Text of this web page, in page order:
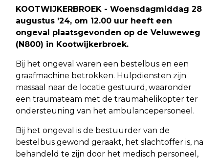
KOOTWIJKERBROEK - Woensdagmiddag 28
augustus ’24, om 12.00 uur heeft een
ongeval plaatsgevonden op de Veluweweg
(N800) in Kootwijkerbroek.
Bij het ongeval waren een bestelbus en een
graafmachine betrokken. Hulpdiensten zijn
massaal naar de locatie gestuurd, waaronder
een traumateam met de traumahelikopter ter
ondersteuning van het ambulancepersoneel.
Bij het ongeval is de bestuurder van de
bestelbus gewond geraakt, het slachtoffer is, na
behandeld te zijn door het medisch personeel,